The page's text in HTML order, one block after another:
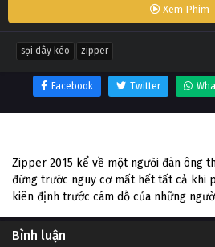
Xem Phim
sợi dây kéo zipper
Facebook Twitter
Zipper 2015 kể về một người đàn ông
đứng trước nguy cơ mất hết tất cả khi
kiên định trước cám dỗ của những
Bình luận